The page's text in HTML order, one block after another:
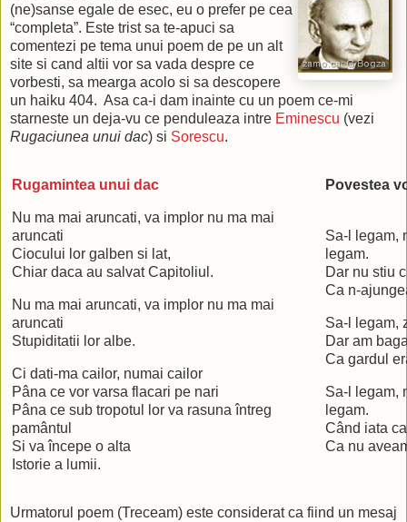
(ne)sanse egale de esec, eu o prefer pe cea
“completa”. Este trist sa te-apuci sa
comentezi pe tema unui poem de pe un alt
site si cand altii vor sa vada despre ce
vorbesti, sa mearga acolo si sa descopere
un haiku 404. Asa ca-i dam inainte cu un poem ce-mi
starneste un deja-vu ce penduleaza intre Eminescu (vezi
Rugaciunea unui dac) si Sorescu.
Rugamintea unui dac
Nu ma mai aruncati, va implor nu ma mai
aruncati
Ciocului lor galben si lat,
Chiar daca au salvat Capitoliul.
Nu ma mai aruncati, va implor nu ma mai
aruncati
Stupiditatii lor albe.
Ci dati-ma cailor, numai cailor
Pâna ce vor varsa flacari pe nari
Pâna ce sub tropotul lor va rasuna întreg
pamântul
Si va începe o alta
Istorie a lumii.
Povestea
Sa-l legam,
legam.
Dar nu stiu
Ca n-
Sa-l legam,
Dar am
Ca gardul
Sa-l legam,
legam.
Când iata
Ca nu
Urmatorul poem (Treceam) este considerat ca fiind un mesaj